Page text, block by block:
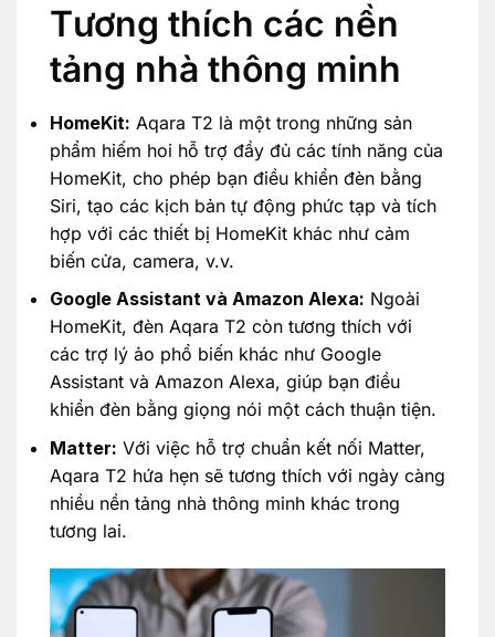
Tương thích các nền
tảng nhà thông minh
HomeKit: Aqara T2 là một trong những sản
phẩm hiếm hoi hỗ trợ đầy đủ các tính năng của
HomeKit, cho phép bạn điều khiển đèn bằng
Siri, tạo các kịch bản tự động phức tạp và tích
hợp với các thiết bị HomeKit khác như cảm
biến cửa, camera, v.v.
Google Assistant và Amazon Alexa: Ngoài
HomeKit, đèn Aqara T2 còn tương thích với
các trợ lý ảo phổ biến khác như Google
Assistant và Amazon Alexa, giúp bạn điều
khiển đèn bằng giọng nói một cách thuận tiện.
Matter: Với việc hỗ trợ chuẩn kết nối Matter,
Aqara T2 hứa hẹn sẽ tương thích với ngày càng
nhiều nền tảng nhà thông minh khác trong
tương lai.